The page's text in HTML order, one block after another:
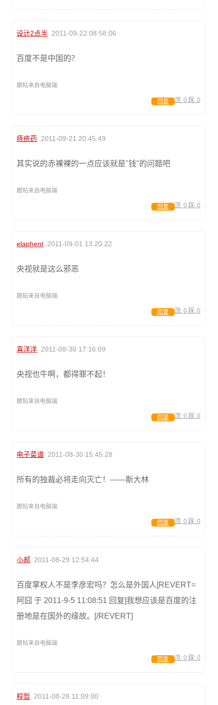
设计2点半 2011-09-22 08:58:06
百度不是中国的？
跟帖来自电脑端
顶: 0 踩: 0
回复
痔疮药 2011-09-21 20:45:49
其实说的赤裸裸的一点应该就是"钱"的问题吧
跟帖来自电脑端
顶: 0 踩: 0
回复
elaphent 2011-09-01 13:20:22
央视就是这么邪恶
跟帖来自电脑端
顶: 0 踩: 0
回复
喜洋洋 2011-08-30 17:16:09
央视也牛啊，都得罪不起！
跟帖来自电脑端
顶: 0 踩: 0
回复
电子菜谱 2011-08-30 15:45:28
所有的独裁必将走向灭亡！——斯大林
跟帖来自电脑端
顶: 0 踩: 0
回复
小郝 2011-08-29 12:54:44
百度掌权人不是李彦宏吗？怎么是外国人[REVERT=
阿囧 于 2011-9-5 11:08:51 回复]我想应该是百度的注
册地是在国外的缘故。[/REVERT]
跟帖来自电脑端
顶: 0 踩: 0
回复
程哲 2011-08-28 11:09:00